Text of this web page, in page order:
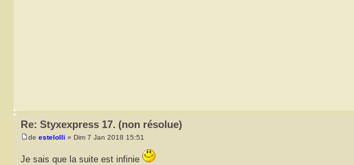
Re: Styxexpress 17. (non résolue)
de estelolli » Dim 7 Jan 2018 15:51
Je sais que la suite est infinie